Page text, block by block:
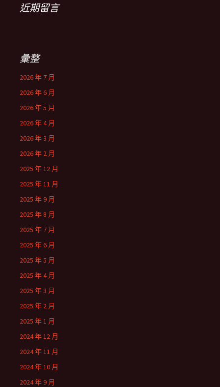
近期留言
彙整
2026 年 7 月
2026 年 6 月
2026 年 5 月
2026 年 4 月
2026 年 3 月
2026 年 2 月
2025 年 12 月
2025 年 11 月
2025 年 9 月
2025 年 8 月
2025 年 7 月
2025 年 6 月
2025 年 5 月
2025 年 4 月
2025 年 3 月
2025 年 2 月
2025 年 1 月
2024 年 12 月
2024 年 11 月
2024 年 10 月
2024 年 9 月